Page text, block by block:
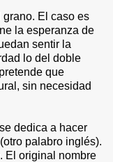
El caso es
la esperanza de
sentir la
lo del doble
que
sin necesidad
dedica a hacer
palabro inglés).
El original nombre